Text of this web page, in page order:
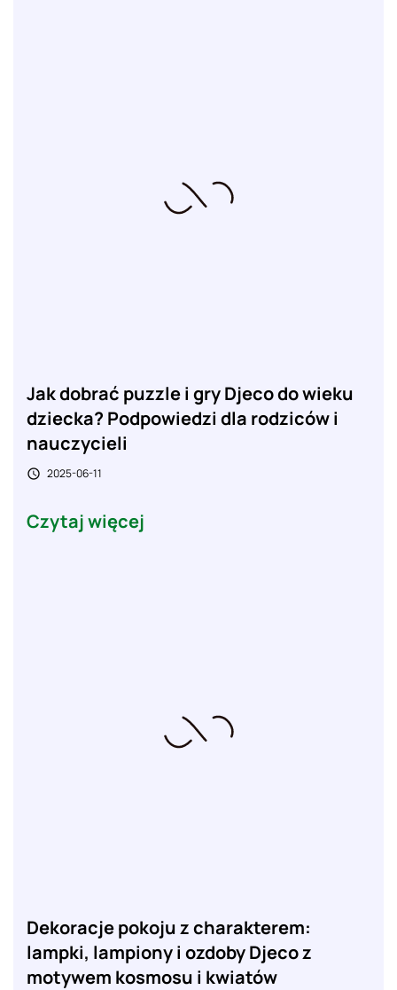
Jak dobrać puzzle i gry Djeco do wieku
dziecka? Podpowiedzi dla rodziców i
nauczycieli
 2025-06-11
Czytaj więcej
Dekoracje pokoju z charakterem:
lampki, lampiony i ozdoby Djeco z
motywem kosmosu i kwiatów